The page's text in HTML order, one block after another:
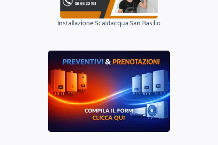
Installazione Scaldacqua San Basilio